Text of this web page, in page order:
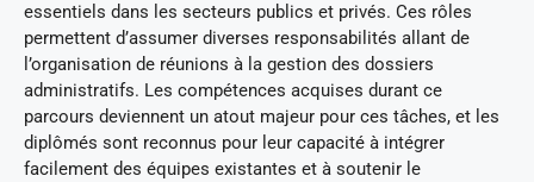
essentiels dans les secteurs publics et privés. Ces rôles
permettent d’assumer diverses responsabilités allant de
l’organisation de réunions à la gestion des dossiers
administratifs. Les compétences acquises durant ce
parcours deviennent un atout majeur pour ces tâches, et les
diplômés sont reconnus pour leur capacité à intégrer
facilement des équipes existantes et à soutenir le